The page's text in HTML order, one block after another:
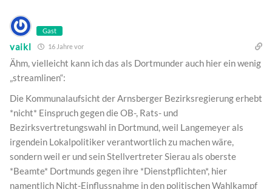
Gast
vaikl 16 Jahre vor
Ähm, vielleicht kann ich das als Dortmunder auch hier ein wenig
„streamlinen“:
Die Kommunalaufsicht der Arnsberger Bezirksregierung erhebt
*nicht* Einspruch gegen die OB-, Rats- und
Bezirksvertretungswahl in Dortmund, weil Langemeyer als
irgendein Lokalpolitiker verantwortlich zu machen wäre,
sondern weil er und sein Stellvertreter Sierau als oberste
*Beamte* Dortmunds gegen ihre *Dienstpflichten*, hier
namentlich Nicht-Einflussnahme in den politischen Wahlkampf